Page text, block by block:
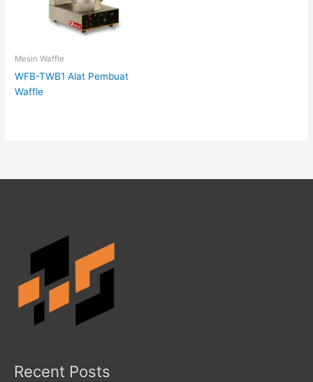
Mesin Waffle
WFB-TWB1 Alat Pembuat
Waffle
Recent Posts